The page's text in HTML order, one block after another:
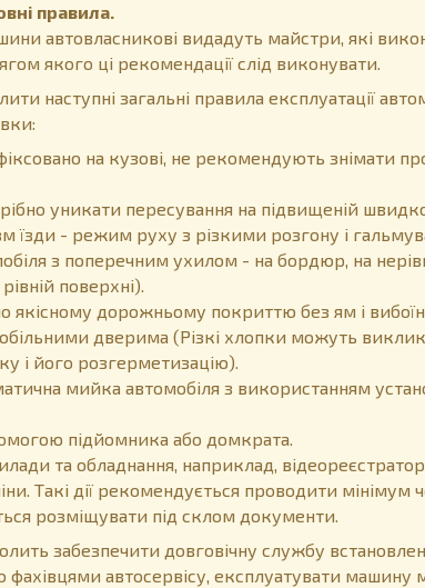
правила.
автовласникові видадуть майстри, які
якого ці рекомендації слід виконувати.
наступні загальні правила експлуатації
на кузові, не рекомендують знімати
уникати пересування на підвищеній
їзди - режим руху з різкими розгону і
з поперечним ухилом - на бордюр, на
поверхні).
якісному дорожньому покриттю без ям і
дверима (Різкі хлопки можуть
і його розгерметизацію).
мийка автомобіля з використанням
підйомника або домкрата.
та обладнання, наприклад,
Такі дії рекомендується проводити мінімум
розміщувати під склом документи.
забезпечити довговічну службу
фахівцями автосервісу, експлуатувати машину